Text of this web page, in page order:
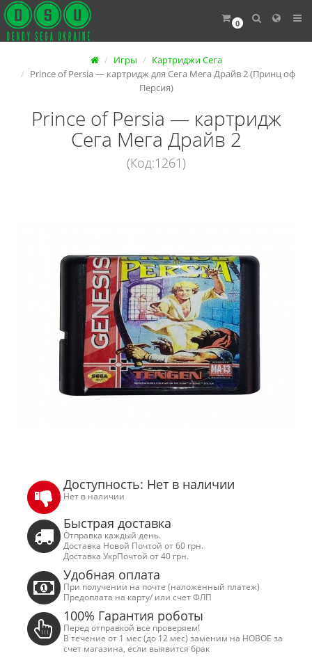
0
Игры
Картриджи Сега
Prince of Persia — картридж для Сега Мега Драйв 2 (Принц оф
Персия)
Prince of Persia — картридж
Сега Мега Драйв 2
(Код:1261)
Доступность: Нет в наличии
Нет в наличии
Быстрая доставка
Отправка каждый день.
Доставка Новой Почтой от 60 грн.
Доставка УкрПочтой от 40 грн.
Удобная оплата
При получении на почте (наложенный платеж)
Предоплата на карту/ или счет ФЛП
100% Гарантия роботы
Перед отправкой все проверяем!
В течение от 1 мес (до 12 мес) заменим на НОВОЕ за
счет магазина, если выявится брак